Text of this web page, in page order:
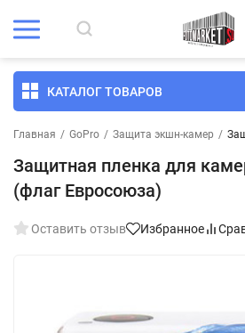
КАТАЛОГ ТОВАРОВ
Главная / GoPro / Защита экшн-камер /
Защитная пленка для
(флаг Евросоюза)
Оставить отзыв Избранное